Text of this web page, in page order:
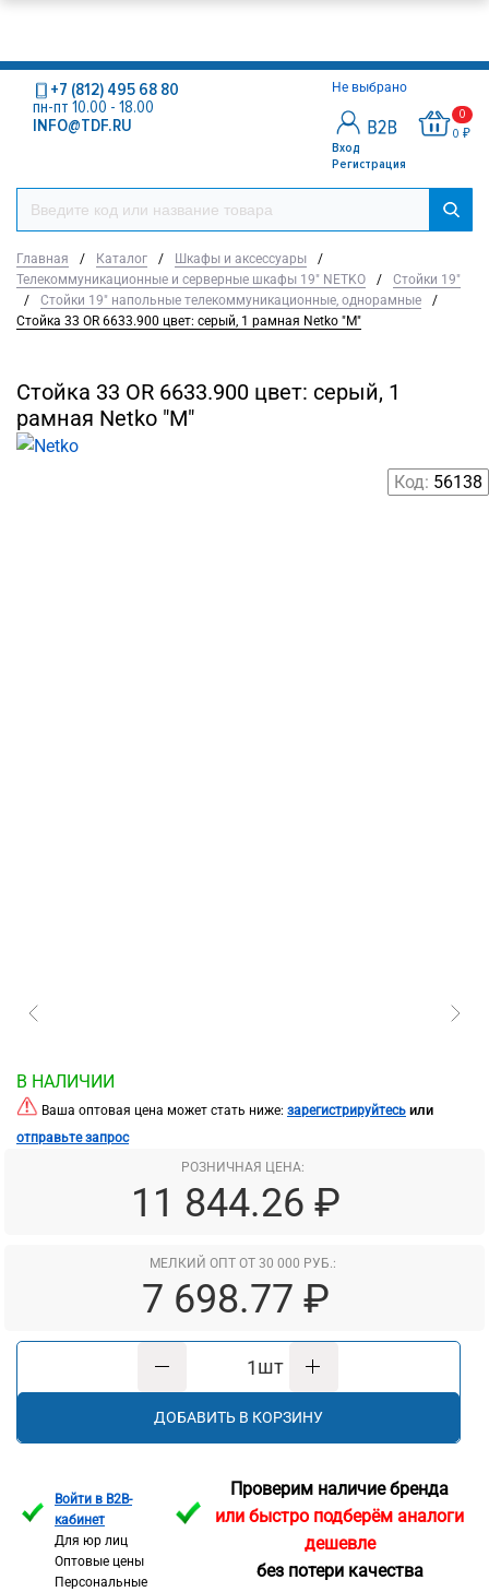
Не выбрано
Вход
Регистрация
0
0 ₽
+7 (812) 495 68 80
пн-пт 10.00 - 18.00
INFO@TDF.RU
Главная / Каталог / Шкафы и аксессуары
/
Телекоммуникационные и серверные шкафы 19" NETKO
/
Стойки 19"
/
Стойки 19" напольные телекоммуникационные, однорамные
/
Стойка 33 OR 6633.900 цвет: серый, 1 рамная Netko "М"
Стойка 33 OR 6633.900 цвет: серый, 1
рамная Netko "М"
Код: 56138
В НАЛИЧИИ
Ваша оптовая цена может стать ниже: зарегистрируйтесь или
отправьте запрос
РОЗНИЧНАЯ ЦЕНА:
11 844.26 ₽
МЕЛКИЙ ОПТ ОТ 30 000 РУБ.:
7 698.77 ₽
шт
ДОБАВИТЬ В КОРЗИНУ
Войти в B2B-
кабинет
Для юр лиц
Оптовые цены
Персональные
Проверим наличие бренда
или быстро подберём аналоги
дешевле
без потери качества